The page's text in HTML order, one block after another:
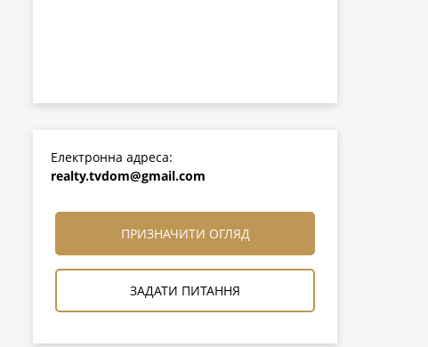
Електронна адреса:
realty.tvdom@gmail.com
ПРИЗНАЧИТИ ОГЛЯД
ЗАДАТИ ПИТАННЯ